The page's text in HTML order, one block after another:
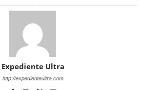
Expediente Ultra
http://expedienteultra.com